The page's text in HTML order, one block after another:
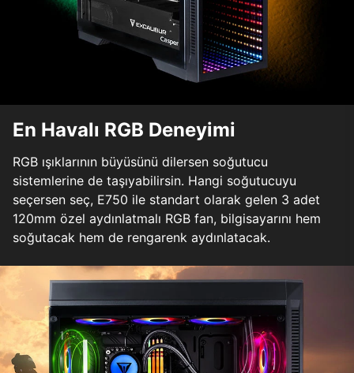
En Havalı RGB Deneyimi
RGB ışıklarının büyüsünü dilersen soğutucu
sistemlerine de taşıyabilirsin. Hangi soğutucuyu
seçersen seç, E750 ile standart olarak gelen 3 adet
120mm özel aydınlatmalı RGB fan, bilgisayarını hem
soğutacak hem de rengarenk aydınlatacak.